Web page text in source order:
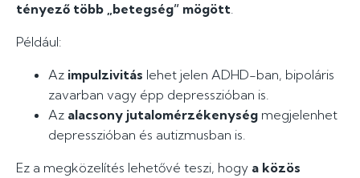
tényező több „betegség” mögött.
Például:
Az impulzivitás lehet jelen ADHD-ban, bipoláris
zavarban vagy épp depresszióban is.
Az alacsony jutalomérzékenység megjelenhet
depresszióban és autizmusban is.
Ez a megközelítés lehetővé teszi, hogy a közös